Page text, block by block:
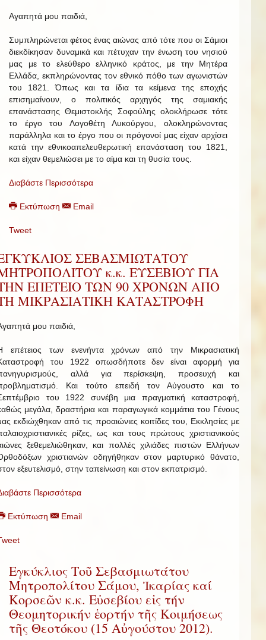
Αγαπητά μου παιδιά,
Συμπληρώνεται φέτος ένας αιώνας από τότε που οι Σάμιοι
διεκδίκησαν δυναμικά και πέτυχαν την ένωση του νησιού
μας με το ελεύθερο ελληνικό κράτος, με την Μητέρα
Ελλάδα, εκπληρώνοντας τον εθνικό πόθο των αγωνιστών
του 1821. Όπως και τα ίδια τα κείμενα της εποχής
επισημαίνουν, ο πολιτικός αρχηγός της σαμιακής
επανάστασης Θεμιστοκλής Σοφούλης ολοκλήρωσε τότε
το έργο του Λογοθέτη Λυκούργου, ολοκληρώνοντας
παράλληλα και το έργο που οι πρόγονοί μας είχαν αρχίσει
κατά την εθνικοαπελευθερωτική επανάσταση του 1821,
και είχαν θεμελιώσει με το αίμα και τη θυσία τους.
Διαβάστε Περισσότερα
Εκτύπωση Email
Tweet
ΣΕΒΑΣΜΙΩΤΑΤΟΥ
κ.κ. ΕΥΣΕΒΙΟΥ ΓΙΑ
ΕΠΕΤΕΙΟ ΤΩΝ 90 ΧΡΟΝΩΝ ΑΠΟ
ΜΙΚΡΑΣΙΑΤΙΚΗ ΚΑΤΑΣΤΡΟΦΗ
μου παιδιά,
επέτειος των ενενήντα χρόνων από την Μικρασιατική
του 1922 οπωσδήποτε δεν είναι αφορμή για
αλλά για περίσκεψη, προσευχή και
Και τούτο επειδή τον Αύγουστο και το
του 1922 συνέβη μια πραγματική καταστροφή,
μεγάλα, δραστήρια και παραγωγικά κομμάτια του Γένους
εκδιώχθηκαν από τις προαιώνιες κοιτίδες του, Εκκλησίες με
ρίζες, ως και τους πρώτους χριστιανικούς
ξεθεμελιώθηκαν, και πολλές χιλιάδες πιστών Ελλήνων
χριστιανών οδηγήθηκαν στον μαρτυρικό θάνατο,
εξευτελισμό, στην ταπείνωση και στον εκπατρισμό.
Περισσότερα
Εκτύπωση Email
Εγκύκλιος Τοῦ Σεβασμιωτάτου
Μητροπολίτου Σάμου, Ἰκαρίας καί
Κορσεῶν κ.κ. Εὐσεβίου εἰς τήν
Θεομητορικήν ἑορτήν τῆς Κοιμήσεως
τῆς Θεοτόκου (15 Αὐγούστου 2012).